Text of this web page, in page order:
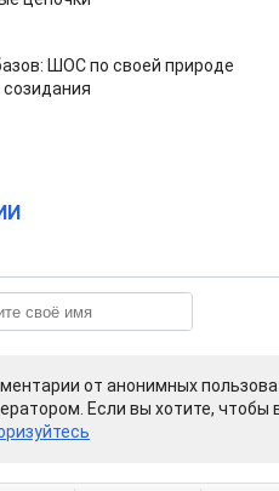
ШОС по своей природе
от анонимных
Если вы хотите, чтобы